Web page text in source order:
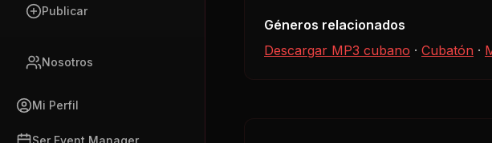
Publicar
Nosotros
Mi Perfil
Ser Event Manager
Géneros relacionados
Descargar MP3 cubano · Cubatón ·